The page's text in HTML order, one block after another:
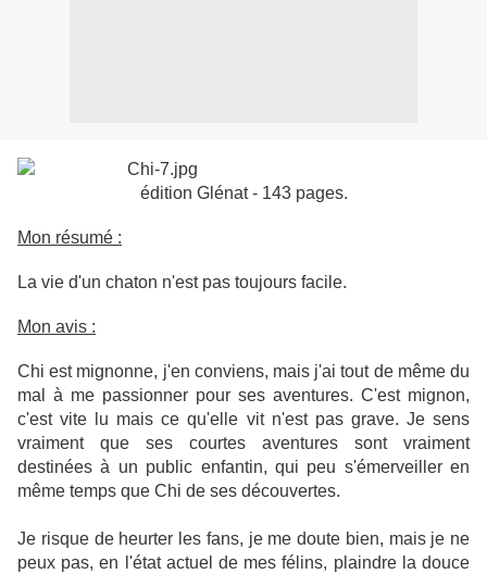
édition Glénat - 143 pages.
Mon résumé :
La vie d'un chaton n'est pas toujours facile.
Mon avis :
Chi est mignonne, j'en conviens, mais j'ai tout de même du
mal à me passionner pour ses aventures. C'est mignon,
c'est vite lu mais ce qu'elle vit n'est pas grave. Je sens
vraiment que ses courtes aventures sont vraiment
destinées à un public enfantin, qui peu s'émerveiller en
même temps que Chi de ses découvertes.
Je risque de heurter les fans, je me doute bien, mais je ne
peux pas, en l'état actuel de mes félins, plaindre la douce